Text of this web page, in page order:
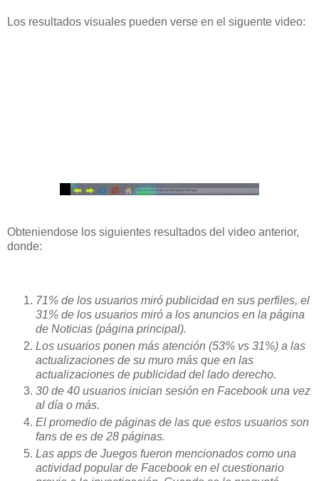
Los resultados visuales pueden verse en el siguente video:
Obteniendose los siguientes resultados del video anterior,
donde:
71% de los usuarios miró publicidad en sus perfiles, el
31% de los usuarios miró a los anuncios en la página
de Noticias (página principal).
Los usuarios ponen más atención (53% vs 31%) a las
actualizaciones de su muro más que en las
actualizaciones de publicidad del lado derecho.
30 de 40 usuarios inician sesión en Facebook una vez
al día o más.
El promedio de páginas de las que estos usuarios son
fans de es de 28 páginas.
Las apps de Juegos fueron mencionados como una
actividad popular de Facebook en el cuestionario